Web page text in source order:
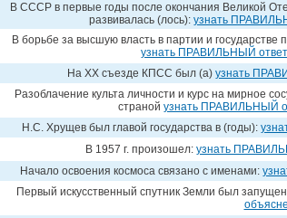
В СССР в первые годы после окончания Великой
развивалась (лось): узнать
В борьбе за высшую власть в партии и
узнать ПРАВИЛЬНЫЙ ответ
На XX съезде КПСС был (а) узнать
Разоблачение культа личности и курс на мирное
страной узнать ПРАВИЛЬНЫЙ
Н.С. Хрущев был главой государства в (годы):
В 1957 г. произошел: узнать
Начало освоения космоса связано с именами:
Первый искусственный спутник Земли был запущен